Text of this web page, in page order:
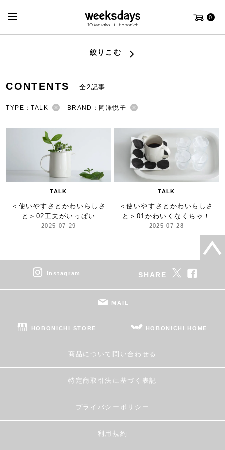
0
絞りこむ
CONTENTS 全2記事
TYPE：TALK BRAND：岡澤悦子
TALK
＜使いやすさとかわいらしさ
と＞ 02工夫がいっぱい
2025-07-29
TALK
＜使いやすさとかわいらしさ
と＞ 01かわいくなくちゃ！
2025-07-28
instagram SHARE
MAIL
HOBONICHI STORE HOBONICHI HOME
商品について問い合わせる
特定商取引法に基づく表記
プライバシーポリシー
利用規約